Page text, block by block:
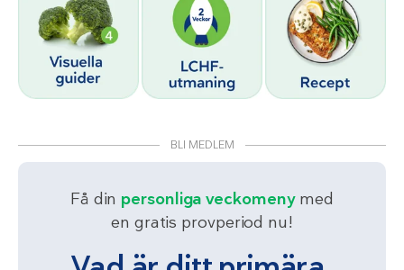
BLI MEDLEM
Få din personliga veckomenymed
en gratis provperiod nu!